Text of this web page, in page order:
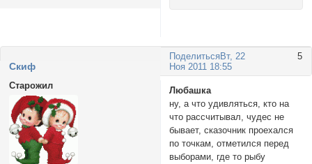
Поделиться 5
Вт, 22
Ноя 2011 18:55
Cкиф
Старожил
Любашка
ну, а что удивляться, кто на
что рассчитывал, чудес не
бывает, сказочник проехался
по точкам, отметился перед
выборами, где то рыбу